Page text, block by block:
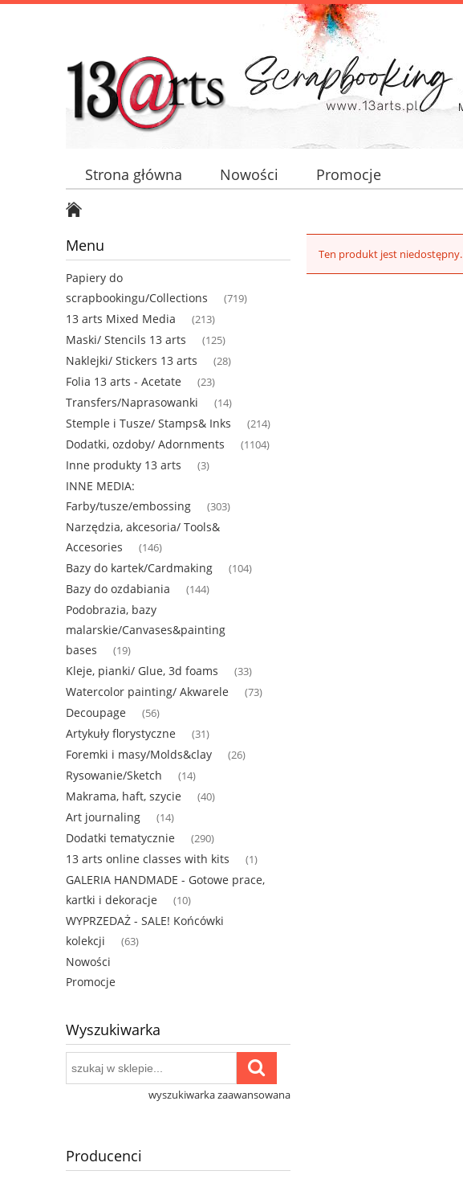
Strona główna Nowości Promocje
Menu
Papiery do
scrapbookingu/Collections
(719)
13 arts Mixed Media (213)
Maski/ Stencils 13 arts (125)
Naklejki/ Stickers 13 arts (28)
Folia 13 arts - Acetate (23)
Transfers/Naprasowanki (14)
Stemple i Tusze/ Stamps& Inks (214)
Dodatki, ozdoby/ Adornments (1104)
Inne produkty 13 arts (3)
INNE MEDIA:
Farby/tusze/embossing
(303)
Narzędzia, akcesoria/ Tools&
Accesories
(146)
Bazy do kartek/Cardmaking (104)
Bazy do ozdabiania (144)
Podobrazia, bazy
malarskie/Canvases&painting
bases
(19)
Kleje, pianki/ Glue, 3d foams (33)
Watercolor painting/ Akwarele (73)
Decoupage (56)
Artykuły florystyczne (31)
Foremki i masy/Molds&clay (26)
Rysowanie/Sketch (14)
Makrama, haft, szycie (40)
Art journaling (14)
Dodatki tematycznie (290)
13 arts online classes with kits (1)
GALERIA HANDMADE - Gotowe prace,
kartki i dekoracje
(10)
WYPRZEDAŻ - SALE! Końcówki
kolekcji
(63)
Nowości
Promocje
Wyszukiwarka
wyszukiwarka zaawansowana
Producenci
Ten produkt jest niedostępny.